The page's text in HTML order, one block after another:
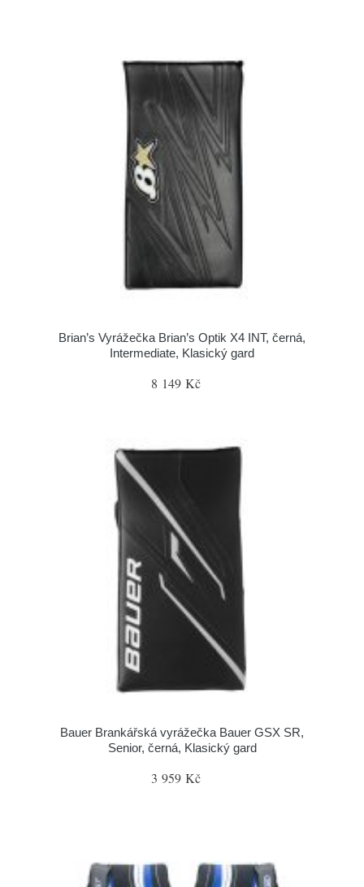
Brian’s Vyrážečka Brian’s Optik X4 INT, černá,
Intermediate, Klasický gard
8 149 Kč
Bauer Brankářská vyrážečka Bauer GSX SR,
Senior, černá, Klasický gard
3 959 Kč